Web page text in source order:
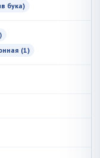
бука)
(1)